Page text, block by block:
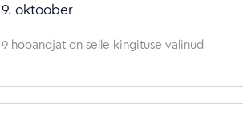
9. oktoober
9 hooandjat on selle kingituse valinud